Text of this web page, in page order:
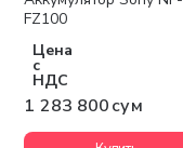
FZ100
Цена
с
НДС
1 283 800 сум